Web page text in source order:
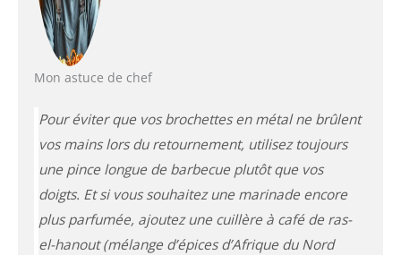
Mon astuce de chef
Pour éviter que vos brochettes en métal ne brûlent
vos mains lors du retournement, utilisez toujours
une pince longue de barbecue plutôt que vos
doigts. Et si vous souhaitez une marinade encore
plus parfumée, ajoutez une cuillère à café de ras-
el-hanout (mélange d’épices d’Afrique du Nord